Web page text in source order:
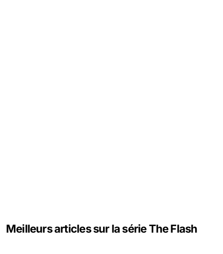
Meilleurs articles sur la série The Flash